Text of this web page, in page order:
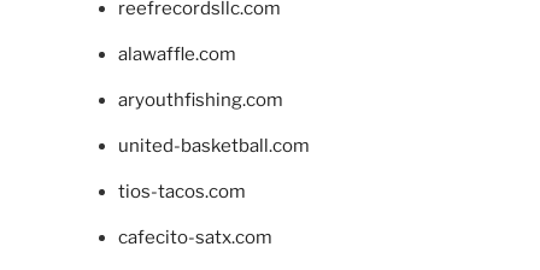
reefrecordsllc.com
alawaffle.com
aryouthfishing.com
united-basketball.com
tios-tacos.com
cafecito-satx.com